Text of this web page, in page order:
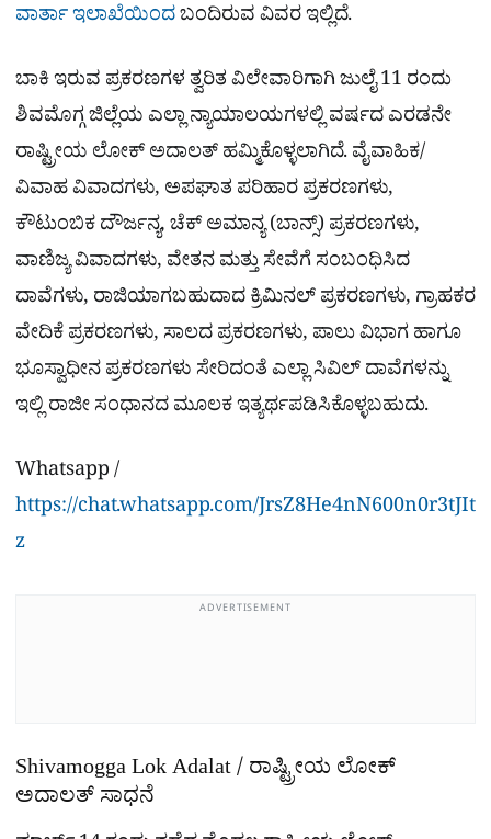
ವಾರ್ತಾ ಇಲಾಖೆಯಿಂದಬಂದಿರುವ ವಿವರ ಇಲ್ಲಿದೆ.
ಬಾಕಿ ಇರುವ ಪ್ರಕರಣಗಳ ತ್ವರಿತ ವಿಲೇವಾರಿಗಾಗಿ ಜುಲೈ 11 ರಂದು
ಶಿವಮೊಗ್ಗ ಜಿಲ್ಲೆಯ ಎಲ್ಲಾ ನ್ಯಾಯಾಲಯಗಳಲ್ಲಿ ವರ್ಷದ ಎರಡನೇ
ರಾಷ್ಟ್ರೀಯ ಲೋಕ್ ಅದಾಲತ್ ಹಮ್ಮಿಕೊಳ್ಳಲಾಗಿದೆ. ವೈವಾಹಿಕ/
ವಿವಾಹ ವಿವಾದಗಳು, ಅಪಘಾತ ಪರಿಹಾರ ಪ್ರಕರಣಗಳು,
ಕೌಟುಂಬಿಕ ದೌರ್ಜನ್ಯ, ಚೆಕ್ ಅಮಾನ್ಯ (ಬಾನ್ಸ್) ಪ್ರಕರಣಗಳು,
ವಾಣಿಜ್ಯ ವಿವಾದಗಳು, ವೇತನ ಮತ್ತು ಸೇವೆಗೆ ಸಂಬಂಧಿಸಿದ
ದಾವೆಗಳು, ರಾಜಿಯಾಗಬಹುದಾದ ಕ್ರಿಮಿನಲ್ ಪ್ರಕರಣಗಳು, ಗ್ರಾಹಕರ
ವೇದಿಕೆ ಪ್ರಕರಣಗಳು, ಸಾಲದ ಪ್ರಕರಣಗಳು, ಪಾಲು ವಿಭಾಗ ಹಾಗೂ
ಭೂಸ್ವಾಧೀನ ಪ್ರಕರಣಗಳು ಸೇರಿದಂತೆ ಎಲ್ಲಾ ಸಿವಿಲ್ ದಾವೆಗಳನ್ನು
ಇಲ್ಲಿ ರಾಜೀ ಸಂಧಾನದ ಮೂಲಕ ಇತ್ಯರ್ಥಪಡಿಸಿಕೊಳ್ಳಬಹುದು.
Whatsapp /
https://chat.whatsapp.com/JrsZ8He4nN600n0r3tJIt
z
ADVERTISEMENT
Shivamogga Lok Adalat / ರಾಷ್ಟ್ರೀಯ ಲೋಕ್
ಅದಾಲತ್‌ ಸಾಧನೆ